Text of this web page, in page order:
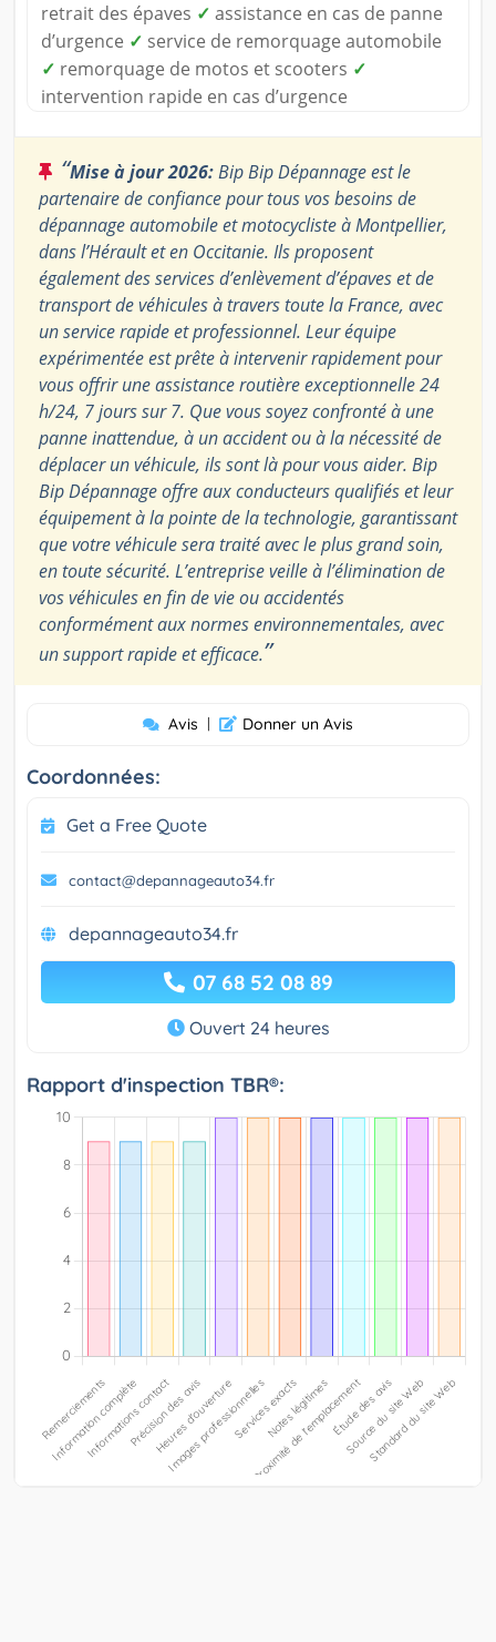
retrait des épaves ✓ assistance en cas de panne
d’urgence ✓ service de remorquage automobile
✓ remorquage de motos et scooters ✓
intervention rapide en cas d’urgence
“Mise à jour 2026:Bip Bip Dépannage est le
partenaire de confiance pour tous vos besoins de
dépannage automobile et motocycliste à Montpellier,
dans l’Hérault et en Occitanie. Ils proposent
également des services d’enlèvement d’épaves et de
transport de véhicules à travers toute la France, avec
un service rapide et professionnel. Leur équipe
expérimentée est prête à intervenir rapidement pour
vous offrir une assistance routière exceptionnelle 24
h/24, 7 jours sur 7. Que vous soyez confronté à une
panne inattendue, à un accident ou à la nécessité de
déplacer un véhicule, ils sont là pour vous aider. Bip
Bip Dépannage offre aux conducteurs qualifiés et leur
équipement à la pointe de la technologie, garantissant
que votre véhicule sera traité avec le plus grand soin,
en toute sécurité. L’entreprise veille à l’élimination de
vos véhicules en fin de vie ou accidentés
conformément aux normes environnementales, avec
un support rapide et efficace.”
Avis | Donner un Avis
Coordonnées:
Get a Free Quote
contact@depannageauto34.fr
depannageauto34.fr
07 68 52 08 89
Ouvert 24 heures
Rapport d'inspection TBR®: